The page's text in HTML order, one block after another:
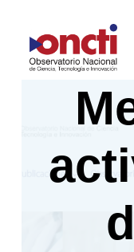
al
contenido